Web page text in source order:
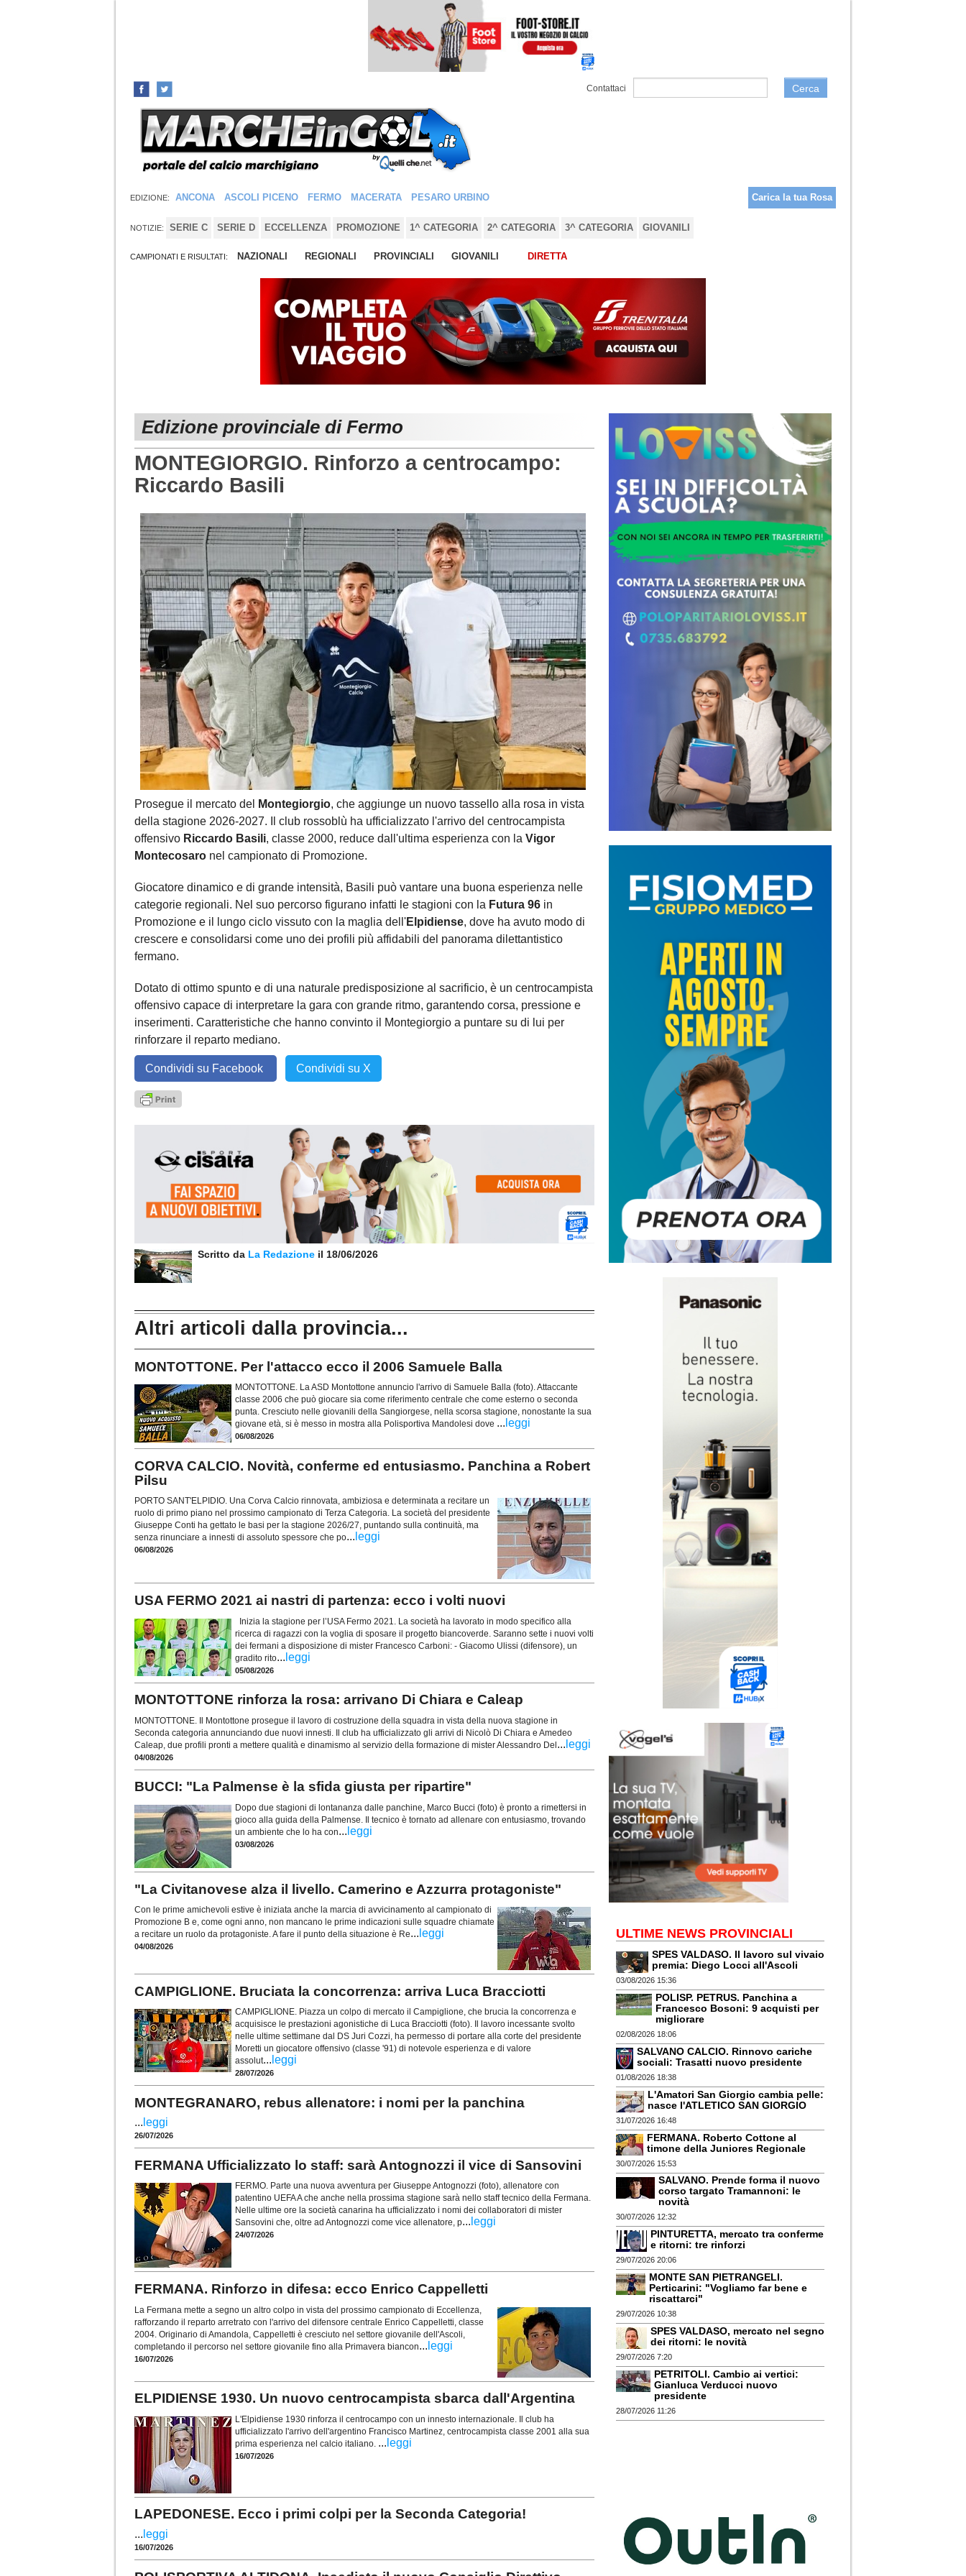
Contattaci Cerca
EDIZIONE: ANCONA ASCOLI PICENO FERMO MACERATA PESARO URBINO Carica la tua Rosa
NOTIZIE: SERIE C SERIE D ECCELLENZA PROMOZIONE 1^ CATEGORIA 2^ CATEGORIA 3^ CATEGORIA GIOVANILI
CAMPIONATI E RISULTATI: NAZIONALI REGIONALI PROVINCIALI GIOVANILI DIRETTA
Edizione provinciale di Fermo
MONTEGIORGIO. Rinforzo a centrocampo:
Riccardo Basili
Prosegue il mercato del Montegiorgio, che aggiunge un nuovo tassello alla rosa in vista
della stagione 2026-2027. Il club rossoblù ha ufficializzato l'arrivo del centrocampista
offensivo Riccardo Basili, classe 2000, reduce dall'ultima esperienza con la Vigor
Montecosaro nel campionato di Promozione.
Giocatore dinamico e di grande intensità, Basili può vantare una buona esperienza nelle
categorie regionali. Nel suo percorso figurano infatti le stagioni con la Futura 96 in
Promozione e il lungo ciclo vissuto con la maglia dell'Elpidiense, dove ha avuto modo di
crescere e consolidarsi come uno dei profili più affidabili del panorama dilettantistico
fermano.
Dotato di ottimo spunto e di una naturale predisposizione al sacrificio, è un centrocampista
offensivo capace di interpretare la gara con grande ritmo, garantendo corsa, pressione e
inserimenti. Caratteristiche che hanno convinto il Montegiorgio a puntare su di lui per
rinforzare il reparto mediano.
Condividi su Facebook Condividi su X
Scritto da La Redazione il 18/06/2026
Altri articoli dalla provincia...
MONTOTTONE. Per l'attacco ecco il 2006 Samuele Balla
MONTOTTONE. La ASD Montottone annuncio l'arrivo di Samuele Balla (foto). Attaccante
classe 2006 che può giocare sia come riferimento centrale che come esterno o seconda
punta. Cresciuto nelle giovanili della Sangiorgese, nella scorsa stagione, nonostante la sua
giovane età, si è messo in mostra alla Polisportiva Mandolesi dove ... leggi
06/08/2026
CORVA CALCIO. Novità, conferme ed entusiasmo. Panchina a Robert
Pilsu
PORTO SANT'ELPIDIO. Una Corva Calcio rinnovata, ambiziosa e determinata a recitare un
ruolo di primo piano nel prossimo campionato di Terza Categoria. La società del presidente
Giuseppe Conti ha gettato le basi per la stagione 2026/27, puntando sulla continuità, ma
senza rinunciare a innesti di assoluto spessore che po... leggi
06/08/2026
USA FERMO 2021 ai nastri di partenza: ecco i volti nuovi
Inizia la stagione per l’USA Fermo 2021. La società ha lavorato in modo specifico alla
ricerca di ragazzi con la voglia di sposare il progetto biancoverde. Saranno sette i nuovi volti
dei fermani a disposizione di mister Francesco Carboni: - Giacomo Ulissi (difensore), un
gradito rito... leggi
05/08/2026
MONTOTTONE rinforza la rosa: arrivano Di Chiara e Caleap
MONTOTTONE. Il Montottone prosegue il lavoro di costruzione della squadra in vista della nuova stagione in
Seconda categoria annunciando due nuovi innesti. Il club ha ufficializzato gli arrivi di Nicolò Di Chiara e Amedeo
Caleap, due profili pronti a mettere qualità e dinamismo al servizio della formazione di mister Alessandro Del... leggi
04/08/2026
BUCCI: "La Palmense è la sfida giusta per ripartire"
Dopo due stagioni di lontananza dalle panchine, Marco Bucci (foto) è pronto a rimettersi in
gioco alla guida della Palmense. Il tecnico è tornato ad allenare con entusiasmo, trovando
un ambiente che lo ha con... leggi
03/08/2026
"La Civitanovese alza il livello. Camerino e Azzurra protagoniste"
Con le prime amichevoli estive è iniziata anche la marcia di avvicinamento al campionato di
Promozione B e, come ogni anno, non mancano le prime indicazioni sulle squadre chiamate
a recitare un ruolo da protagoniste. A fare il punto della situazione è Re... leggi
04/08/2026
CAMPIGLIONE. Bruciata la concorrenza: arriva Luca Bracciotti
CAMPIGLIONE. Piazza un colpo di mercato il Campiglione, che brucia la concorrenza e
acquisisce le prestazioni agonistiche di Luca Bracciotti (foto). Il lavoro incessante svolto
nelle ultime settimane dal DS Juri Cozzi, ha permesso di portare alla corte del presidente
Moretti un giocatore offensivo (classe '91) di notevole esperienza e di valore
assolut... leggi
28/07/2026
MONTEGRANARO, rebus allenatore: i nomi per la panchina
... leggi
26/07/2026
FERMANA Ufficializzato lo staff: sarà Antognozzi il vice di Sansovini
FERMO. Parte una nuova avventura per Giuseppe Antognozzi (foto), allenatore con
patentino UEFA A che anche nella prossima stagione sarà nello staff tecnico della Fermana.
Nelle ultime ore la società canarina ha ufficializzato i nomi dei collaboratori di mister
Sansovini che, oltre ad Antognozzi come vice allenatore, p... leggi
24/07/2026
FERMANA. Rinforzo in difesa: ecco Enrico Cappelletti
La Fermana mette a segno un altro colpo in vista del prossimo campionato di Eccellenza,
rafforzando il reparto arretrato con l'arrivo del difensore centrale Enrico Cappelletti, classe
2004. Originario di Amandola, Cappelletti è cresciuto nel settore giovanile dell'Ascoli,
completando il percorso nel settore giovanile fino alla Primavera biancon... leggi
16/07/2026
ELPIDIENSE 1930. Un nuovo centrocampista sbarca dall'Argentina
L'Elpidiense 1930 rinforza il centrocampo con un innesto internazionale. Il club ha
ufficializzato l'arrivo dell'argentino Francisco Martinez, centrocampista classe 2001 alla sua
prima esperienza nel calcio italiano. ... leggi
16/07/2026
LAPEDONESE. Ecco i primi colpi per la Seconda Categoria!
... leggi
16/07/2026
ULTIME NEWS PROVINCIALI
SPES VALDASO. Il lavoro sul vivaio
premia: Diego Locci all'Ascoli
03/08/2026 15:36
POLISP. PETRUS. Panchina a
Francesco Bosoni: 9 acquisti per
migliorare
02/08/2026 18:06
SALVANO CALCIO. Rinnovo cariche
sociali: Trasatti nuovo presidente
01/08/2026 18:38
L'Amatori San Giorgio cambia pelle:
nasce l'ATLETICO SAN GIORGIO
31/07/2026 16:48
FERMANA. Roberto Cottone al
timone della Juniores Regionale
30/07/2026 15:53
SALVANO. Prende forma il nuovo
corso targato Tramannoni: le
novità
30/07/2026 12:32
PINTURETTA, mercato tra conferme
e ritorni: tre rinforzi
29/07/2026 20:06
MONTE SAN PIETRANGELI.
Perticarini: "Vogliamo far bene e
riscattarci"
29/07/2026 10:38
SPES VALDASO, mercato nel segno
dei ritorni: le novità
29/07/2026 7:20
PETRITOLI. Cambio ai vertici:
Gianluca Verducci nuovo
presidente
28/07/2026 11:26